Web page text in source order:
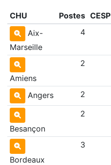
CHU Postes CESP
Aix-
Marseille
4
Amiens
2
Angers 2
Besançon
2
Bordeaux
3